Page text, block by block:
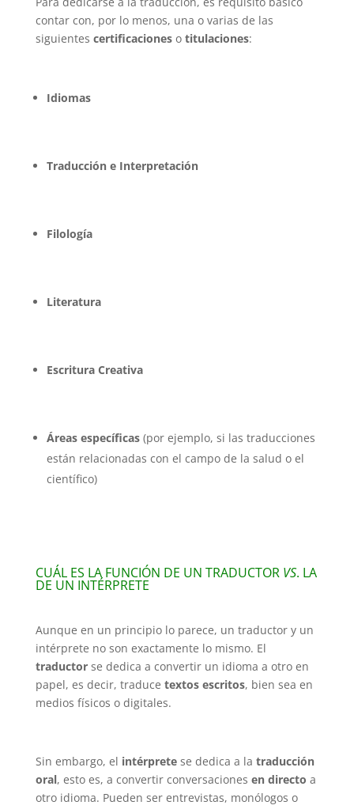
contar con, por lo menos, una o varias de las
siguientes certificacioneso titulaciones:
Idiomas
Traducción e Interpretación
Filología
Literatura
Escritura Creativa
Áreas específicas(por ejemplo, si las traducciones
están relacionadas con el campo de la salud o el
científico)
CUÁL ES LA FUNCIÓN DE UN TRADUCTOR VS. LA
DE UN INTÉRPRETE
Aunque en un principio lo parece, un traductor y un
intérprete no son exactamente lo mismo. El
traductorse dedica a convertir un idioma a otro en
papel, es decir, traduce textos escritos, bien sea en
medios físicos o digitales.
Sin embargo, el intérpretese dedica a la traducción
oral, esto es, a convertir conversaciones en directo a
otro idioma. Pueden ser entrevistas, monólogos o